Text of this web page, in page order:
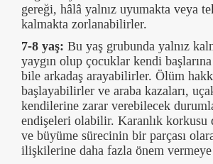
gereği, hâlâ yalnız uyumakta veya
kalmakta zorlanabilirler.
7-8 yaş: Bu yaş grubunda yalnız
yaygın olup çocuklar kendi
bile arkadaş arayabilirler. Ölüm
başlayabilirler ve araba kazaları,
kendilerine zarar verebilecek
endişeleri olabilir. Karanlık korkusu
ve büyüme sürecinin bir parçası
ilişkilerine daha fazla önem